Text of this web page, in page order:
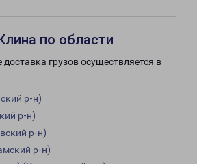
по области
грузов осуществляется в
р-н)
р-н)
р-н)
р-н)